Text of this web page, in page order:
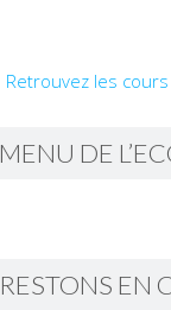
Retrouvez les
MENU DE
RESTONS EN